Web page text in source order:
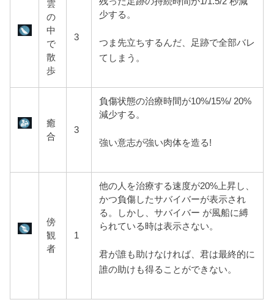
雲
の
中
で
散
歩
3
少する。
つま先立ちするんだ、足跡で全部バレ
てしまう。
癒
合
3
負傷状態の治療時間が10%/15%/ 20%
減少する。
強い意志が強い肉体を造る!
傍
観
者
1
他の人を治療する速度が20%上昇し、
かつ負傷したサバイバーが表示され
る。しかし、サバイバー が風船に縛
られている時は表示さない。
君が誰も助けなければ、君は最終的に
誰の助けも得ることができない。